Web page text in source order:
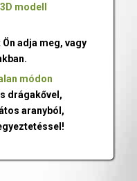
3D modell
adja meg, vagy
módon
drágakővel,
aranyból,